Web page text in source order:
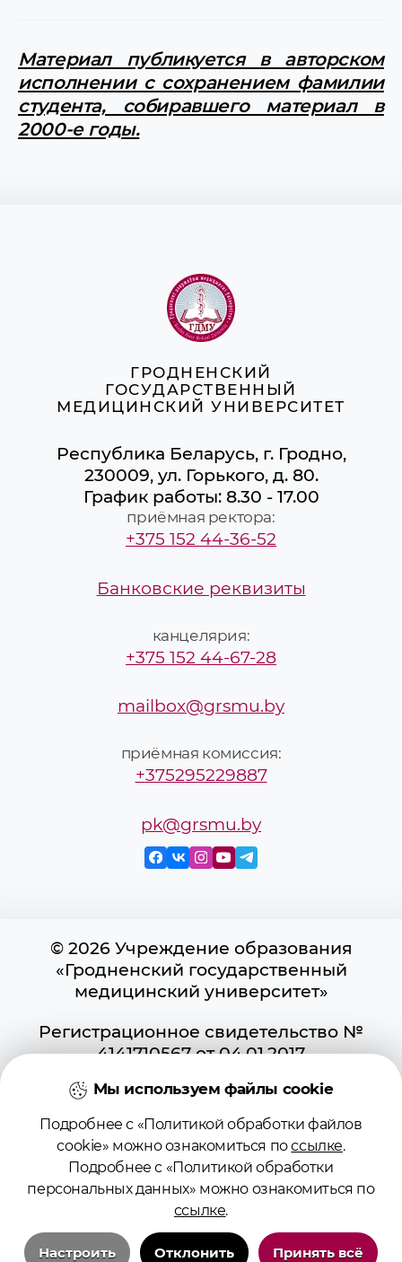
Материал публикуется в авторском
исполнении с сохранением фамилии
студента, собиравшего материал в
2000-е годы.
ГРОДНЕНСКИЙ
ГОСУДАРСТВЕННЫЙ
МЕДИЦИНСКИЙ УНИВЕРСИТЕТ
Республика Беларусь, г. Гродно,
230009, ул. Горького, д. 80.
График работы: 8.30 - 17.00
приёмная ректора:
+375 152 44-36-52
Банковские реквизиты
канцелярия:
+375 152 44-67-28
mailbox@grsmu.by
приёмная комиссия:
+375295229887
pk@grsmu.by
© 2026 Учреждение образования
«Гродненский государственный
медицинский университет»
Регистрационное свидетельство №
4141710567 от 04.01.2017
информационных ресурсов
Использование материалов сайта
возможно при условии указания
активной ссылки на первоисточник.
Положение о защите информации
Политика в отношении обработки
Политика видеонаблюдения
Мы используем файлы cookie
Подробнее с «Политикой обработки файлов
cookie» можно ознакомиться поссылке.
Подробнее с «Политикой обработки
персональных данных» можно ознакомиться по
ссылке.
Настроить Отклонить Принять всё